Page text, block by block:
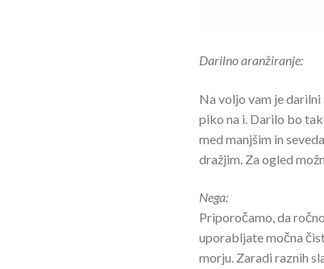
Darilno aranžiranje:
Na voljo vam je
piko na i. Darilo bo
med manjšim in
dražjim. Za ogled
Nega:
Priporočamo, da
uporabljate močna
morju. Zaradi raznih